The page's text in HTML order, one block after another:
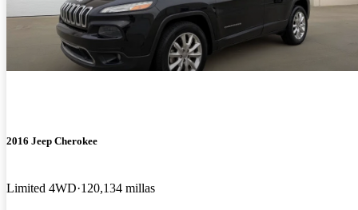
2016 Jeep Cherokee
Limited 4WD 120,134 millas